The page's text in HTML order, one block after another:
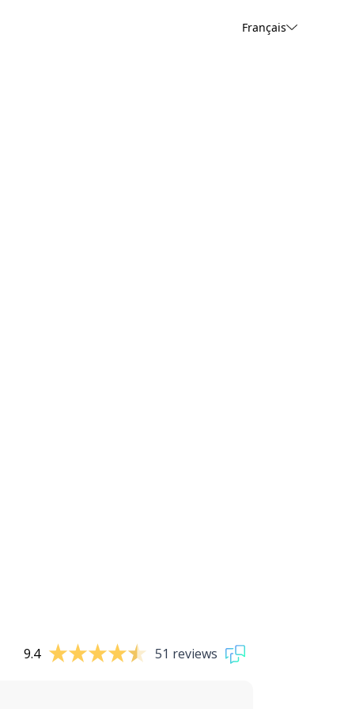
Français
9.4 51 reviews